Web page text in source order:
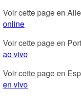
Voir cette page en
online
Voir cette page en
ao vivo
Voir cette page en
en vivo